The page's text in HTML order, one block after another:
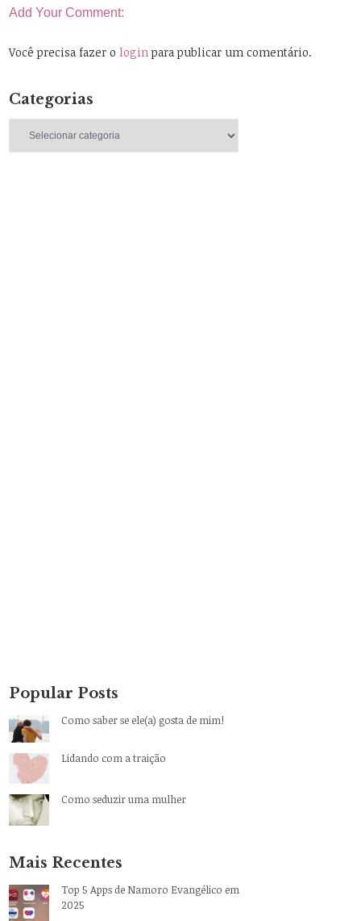
Add Your Comment:
Você precisa fazer ologin para publicar um comentário.
Categorias
Popular Posts
Como saber se ele(a) gosta de mim!
Lidando com a traição
Como seduzir uma mulher
Mais Recentes
Top 5 Apps de Namoro Evangélico em
2025